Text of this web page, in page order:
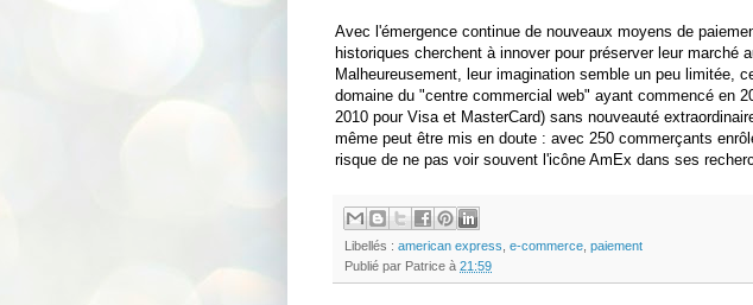
Avec l'émergence continue de nouveaux moyens de
historiques cherchent à innover pour préserver leur marché
Malheureusement, leur imagination semble un peu limitée,
domaine du "centre commercial web" ayant commencé en
2010 pour Visa et MasterCard) sans nouveauté
même peut être mis en doute : avec 250 commerçants
risque de ne pas voir souvent l'icône AmEx dans ses
Libellés : american express, e-commerce, paiement
Publié par Patrice à 21:59